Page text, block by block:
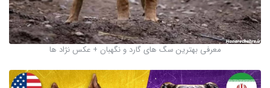
معرفی بهترین سگ های گارد و نگهبان + عکس نژاد ها